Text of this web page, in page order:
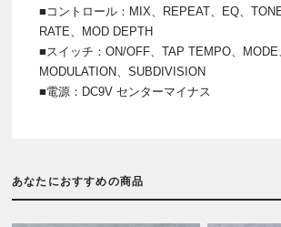
■コントロール：MIX、REPEAT、EQ、
RATE、MOD DEPTH
■スイッチ：ON/OFF、TAP TEMPO、MODE
MODULATION、SUBDIVISION
■電源：DC9V センターマイナス
あなたにおすすめの商品